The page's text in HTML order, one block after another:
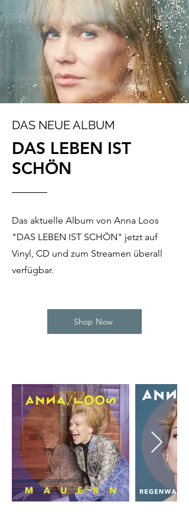
DAS NEUE ALBUM
DAS LEBEN IST
SCHÖN
Das aktuelle Album von Anna Loos
"DAS LEBEN IST SCHÖN" jetzt auf
Vinyl, CD und zum Streamen überall
verfügbar.
Shop Now